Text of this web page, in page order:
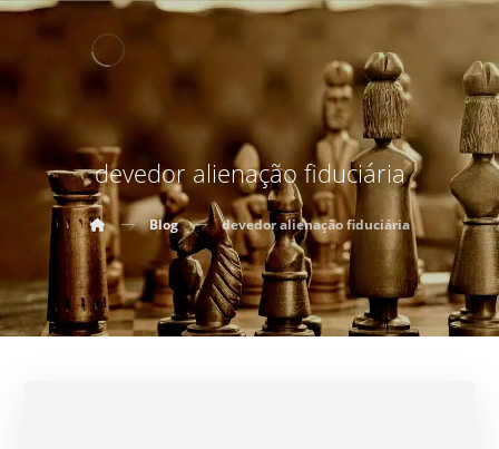
devedor alienação fiduciária
Blog devedor alienação fiduciária